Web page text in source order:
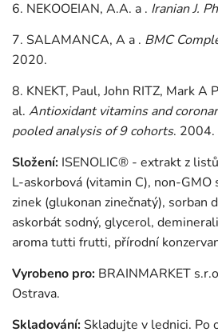
6. NEKOOEIAN, A.A. a . Iranian J.
7. SALAMANCA, A a . BMC
2020.
8. KNEKT, Paul, John RITZ, Mark A
al. Antioxidant vitamins and
pooled analysis of 9 cohorts. 2004.
Složení: ISENOLIC® - extrakt z
L-askorbová (vitamin C), non-GMO
zinek (glukonan zinečnatý), sorban
askorbát sodný, glycerol,
aroma tutti frutti, přírodní
Vyrobeno pro: BRAINMARKET
Ostrava.
Skladování:Skladujte v lednici. Po